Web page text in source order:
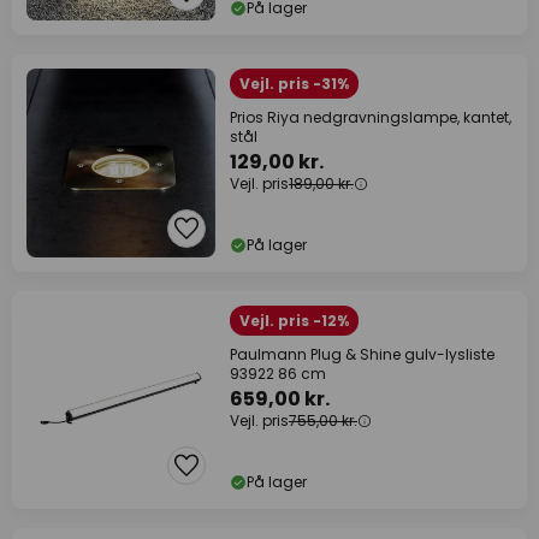
På lager
Vejl. pris -31%
Prios Riya nedgravningslampe, kantet,
stål
129,00 kr.
Vejl. pris189,00 kr.
På lager
Vejl. pris -12%
Paulmann Plug & Shine gulv-lysliste
93922 86 cm
659,00 kr.
Vejl. pris755,00 kr.
På lager